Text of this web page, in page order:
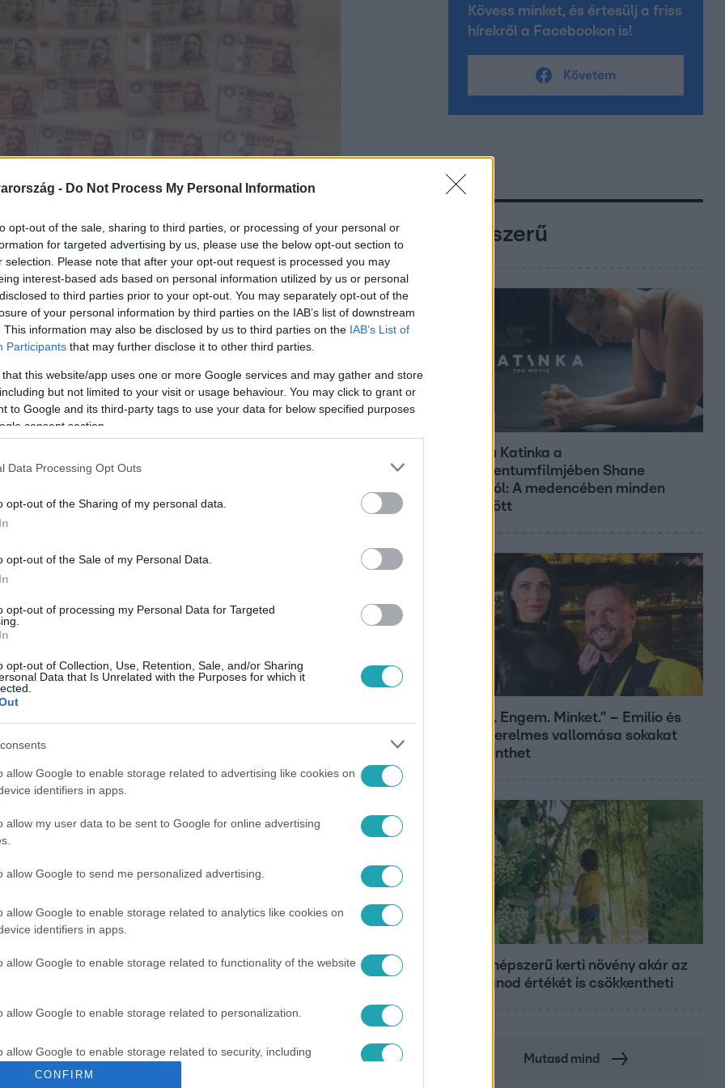
- Do Not Process My Personal Information
opt-out of the sale, sharing to third parties, or processing of your personal or
for targeted advertising by us, please use the below opt-out section to
selection. Please note that after your opt-out request is processed you may
interest-based ads based on personal information utilized by us or personal
to third parties prior to your opt-out. You may separately opt-out of the
of your personal information by third parties on the IAB’s list of downstream
This information may also be disclosed by us to third parties on the IAB’s List of
Participants that may further disclose it to other third parties.
that this website/app uses one or more Google services and may gather and store
but not limited to your visit or usage behaviour. You may click to grant or
to Google and its third-party tags to use your data for below specified purposes
consent section.
Data Processing Opt Outs
opt-out of the Sharing of my personal data.
opt-out of the Sale of my Personal Data.
opt-out of processing my Personal Data for Targeted
opt-out of Collection, Use, Retention, Sale, and/or Sharing
Data that Is Unrelated with the Purposes for which it
allow Google to enable storage related to advertising like cookies on
identifiers in apps.
allow my user data to be sent to Google for online advertising
allow Google to send me personalized advertising.
allow Google to enable storage related to analytics like cookies on
identifiers in apps.
allow Google to enable storage related to functionality of the website
allow Google to enable storage related to personalization.
allow Google to enable storage related to security, including
functionality and fraud prevention, and other user protection.
CONFIRM
a „melléoltó” budapesti
is kiállított. Rendőrök is éltek a
legyen a Google-találatokban!
Kövess minket, és értesülj a friss
hírekről a Facebookon is!
Követem
Népszerű
Hosszú Katinka a
dokumentumfilmjében Shane
Tusupról: A medencében minden
működött
„Téged. Engem. Minket.” – Emilio és
Tina szerelmes vallomása sokakat
megérinthet
Ez a 3 népszerű kerti növény akár az
ingatlanod értékét is csökkentheti
Mutasd mind